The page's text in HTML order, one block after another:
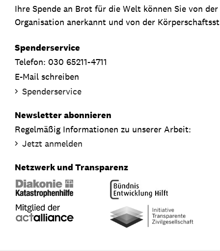
Ihre Spende an Brot für die Welt können Sie von
Organisation anerkannt und von der
Spenderservice
Telefon: 030 65211-4711
E-Mail schreiben
Spenderservice
Newsletter abonnieren
Regelmäßig Informationen zu unserer Arbeit:
Jetzt anmelden
Netzwerk und Transparenz